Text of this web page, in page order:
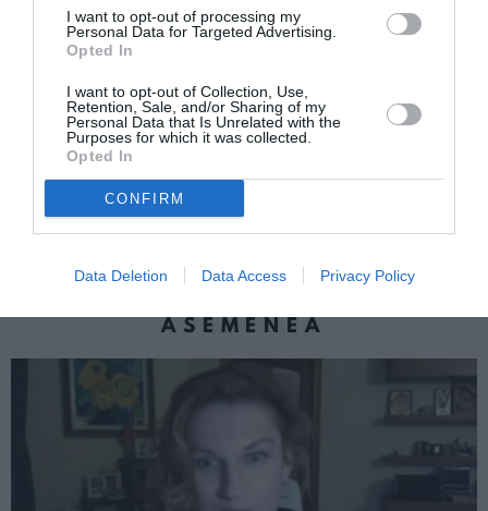
I want to opt-out of processing my
Personal Data for Targeted Advertising.
Opted In
I want to opt-out of Collection, Use,
Retention, Sale, and/or Sharing of my
Personal Data that Is Unrelated with the
Purposes for which it was collected.
Opted In
CONFIRM
Data Deletion Data Access Privacy Policy
RAZBOI UCRAINA STIRI ITALIA
Articolul anterior
Patron român în Italia, sechestru pe toată
averea, valoare totală de 2,7 milioane de
euro
Următorul articol
Mărțișorul în Italia, între pandemie și
război: ”Ne-am simțit cu sufletul acasă”
ASEMENEA